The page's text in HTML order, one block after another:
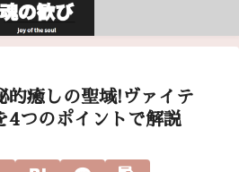
的癒しの聖域!ヴァイテ
4つのポイントで解説